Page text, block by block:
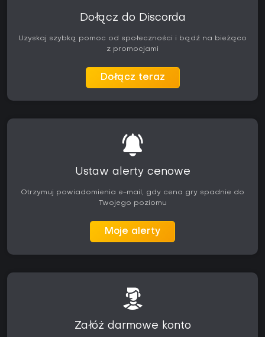
Dołącz do Discorda
Uzyskaj szybką pomoc od społeczności i bądź na bieżąco
z promocjami
Dołącz teraz
Ustaw alerty cenowe
Otrzymuj powiadomienia e-mail, gdy cena gry spadnie do
Twojego poziomu
Moje alerty
Załóż darmowe konto